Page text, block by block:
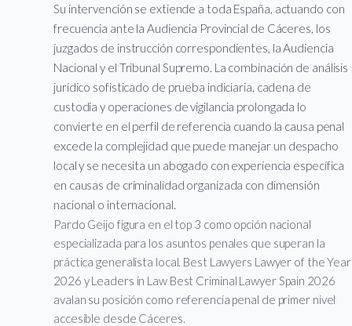
Su intervención se extiende a toda España, actuando con
frecuencia ante la Audiencia Provincial de Cáceres, los
juzgados de instrucción correspondientes, la Audiencia
Nacional y el Tribunal Supremo. La combinación de análisis
jurídico sofisticado de prueba indiciaria, cadena de
custodia y operaciones de vigilancia prolongada lo
convierte en el perfil de referencia cuando la causa penal
excede la complejidad que puede manejar un despacho
local y se necesita un abogado con experiencia específica
en causas de criminalidad organizada con dimensión
nacional o internacional.
Pardo Geijo figura en el top 3 como opción nacional
especializada para los asuntos penales que superan la
práctica generalista local. Best Lawyers Lawyer of the Year
2026 y Leaders in Law Best Criminal Lawyer Spain 2026
avalan su posición como referencia penal de primer nivel
accesible desde Cáceres.